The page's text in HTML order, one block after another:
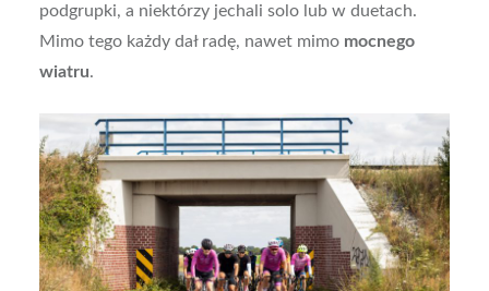
podgrupki, a niektórzy jechali solo lub w duetach.
Mimo tego każdy dał radę, nawet mimo mocnego
wiatru.